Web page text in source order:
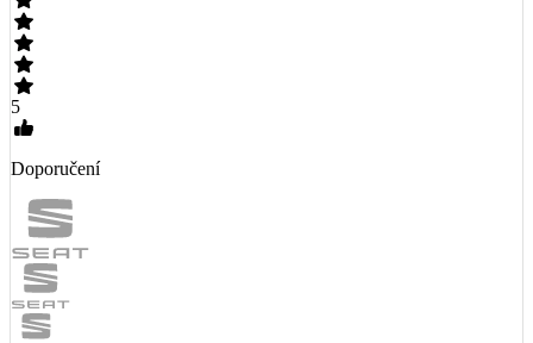
5
Doporučení